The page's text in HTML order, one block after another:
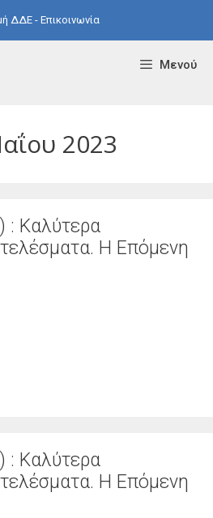
ΔΔΕ - Επικοινωνία
Μενού
2023
: Καλύτερα
Η Επόμενη
: Καλύτερα
Η Επόμενη